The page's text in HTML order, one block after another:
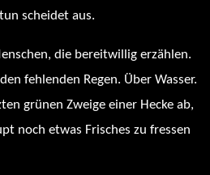
scheidet aus.
die bereitwillig erzählen.
fehlenden Regen. Über Wasser.
grünen Zweige einer Hecke ab,
noch etwas Frisches zu fressen